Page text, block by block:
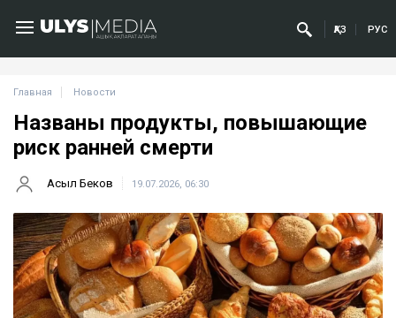
ҚАЗ РУС
Главная Новости
Названы продукты, повышающие
риск ранней смерти
Асыл Беков 19.07.2026, 06:30